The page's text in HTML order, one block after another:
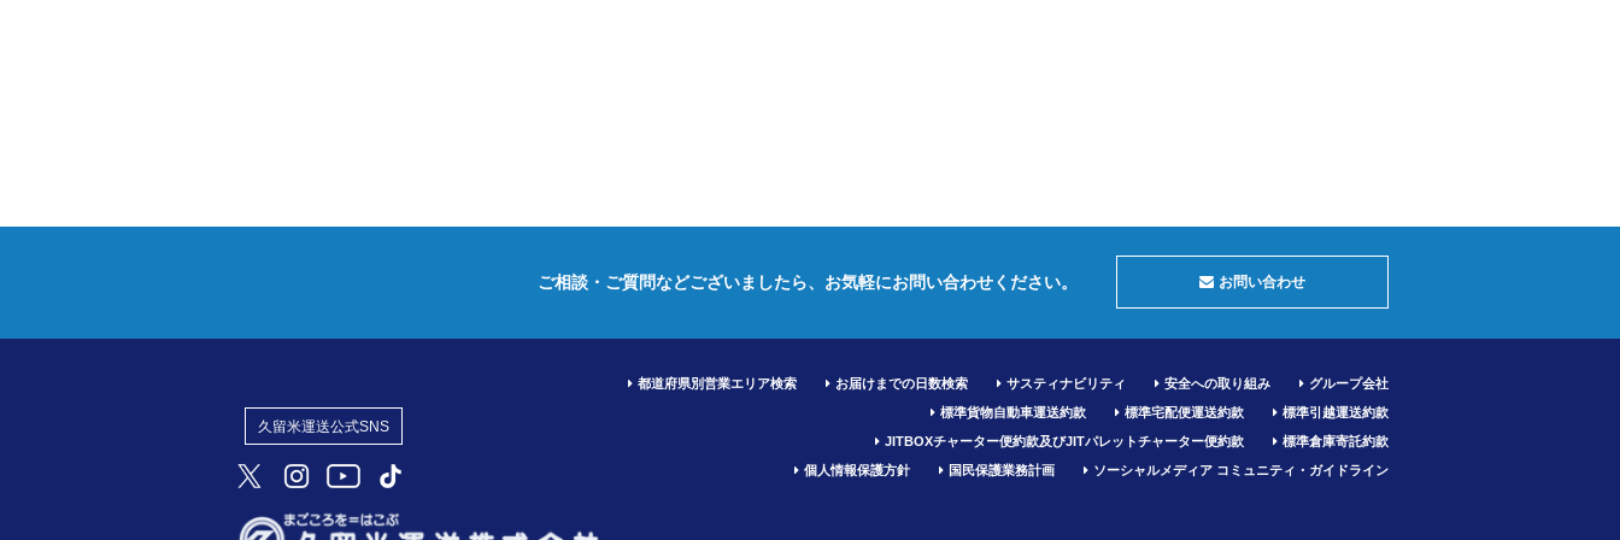
お問い合わせ
ご相談・ご質問などございましたら、 お気軽にお問い合わせください。
都道府県別営業エリア検索 お届けまでの日数検索 サスティナビリティ 安全への取り組み
グループ会社
標準貨物自動車運送約款
標準宅配便運送約款
標準引越運送約款
JITBOXチャーター便約款及びJITパレットチャーター便約款
標準倉庫寄託約款
個人情報保護方針
国民保護業務計画 ソーシャルメディア コミュニティ・ガイドライン
久留米運送公式SNS